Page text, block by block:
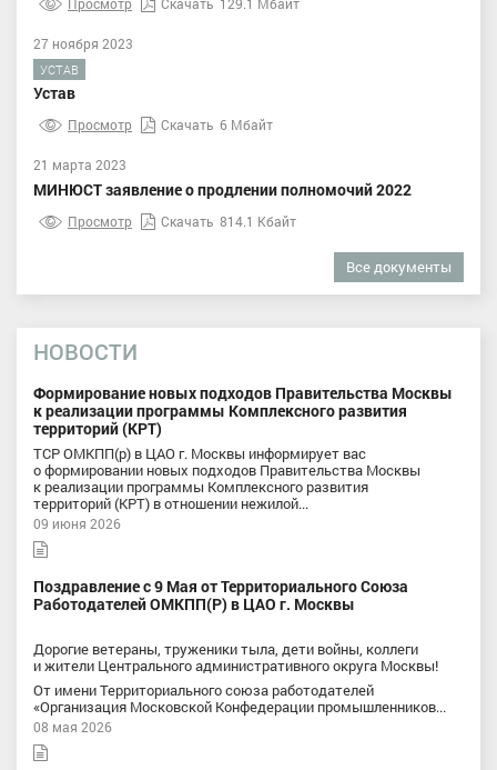
27 ноября 2023
УСТАВ
Устав
Просмотр Скачать 6 Мбайт
21 марта 2023
МИНЮСТ заявление о продлении полномочий 2022
Просмотр Скачать 814.1 Кбайт
Все документы
НОВОСТИ
Формирование новых подходов Правительства Москвы
к реализации программы Комплексного развития
территорий (КРТ)
ТСР ОМКПП(р) в ЦАО г. Москвы информирует вас
о формировании новых подходов Правительства Москвы
к реализации программы Комплексного развития
территорий (КРТ) в отношении нежилой...
09 июня 2026
Поздравление с 9 Мая от Территориального Союза
Работодателей ОМКПП(Р) в ЦАО г. Москвы
Дорогие ветераны, труженики тыла, дети войны, коллеги
и жители Центрального административного округа Москвы!
От имени Территориального союза работодателей
«Организация Московской Конфедерации промышленников...
08 мая 2026